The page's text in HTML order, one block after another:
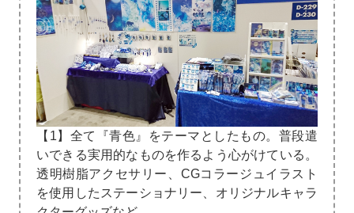
【1】全て『青色』をテーマとしたもの。普段遣
いできる実用的なものを作るよう心がけている。
透明樹脂アクセサリー、CGコラージュイラスト
を使用したステーショナリー、オリジナルキャラ